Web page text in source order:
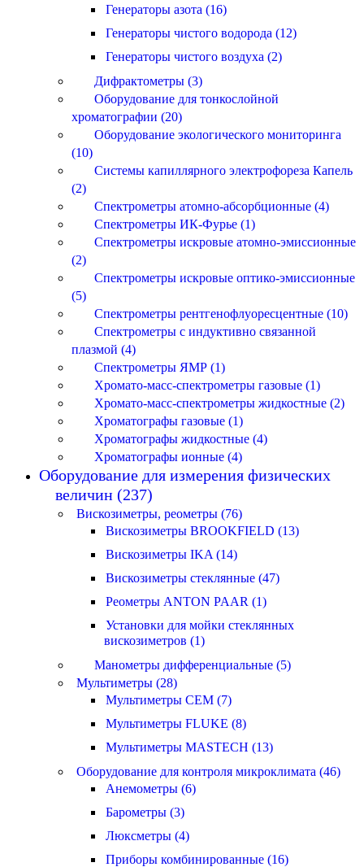
Генераторы азота (16)
Генераторы чистого водорода (12)
Генераторы чистого воздуха (2)
Дифрактометры (3)
Оборудование для тонкослойной
хроматографии (20)
Оборудование экологического мониторинга
(10)
Системы капиллярного электрофореза Капель
(2)
Спектрометры атомно-абсорбционные (4)
Спектрометры ИК-Фурье (1)
Спектрометры искровые атомно-эмиссионные
(2)
Спектрометры искровые оптико-эмиссионные
(5)
Спектрометры рентгенофлуоресцентные (10)
Спектрометры с индуктивно связанной
плазмой (4)
Спектрометры ЯМР (1)
Хромато-масс-спектрометры газовые (1)
Хромато-масс-спектрометры жидкостные (2)
Хроматографы газовые (1)
Хроматографы жидкостные (4)
Хроматографы ионные (4)
Оборудование для измерения физических
величин (237)
Вискозиметры, реометры (76)
Вискозиметры BROOKFIELD (13)
Вискозиметры IKA (14)
Вискозиметры стеклянные (47)
Реометры ANTON PAAR (1)
Установки для мойки стеклянных
вискозиметров (1)
Манометры дифференциальные (5)
Мультиметры (28)
Мультиметры CEM (7)
Мультиметры FLUKE (8)
Мультиметры MASTECH (13)
Оборудование для контроля микроклимата (46)
Анемометры (6)
Барометры (3)
Люксметры (4)
Приборы комбинированные (16)